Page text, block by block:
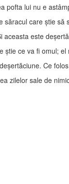
pofta lui nu e
care ştie să
este
ce va fi omul;
Ce
zilelor sale de